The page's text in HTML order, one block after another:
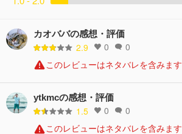
カオババの感想・評価
2.9 0 0
このレビューはネタバレを含みます
ytkmcの感想・評価
1.5 0 0
このレビューはネタバレを含みます